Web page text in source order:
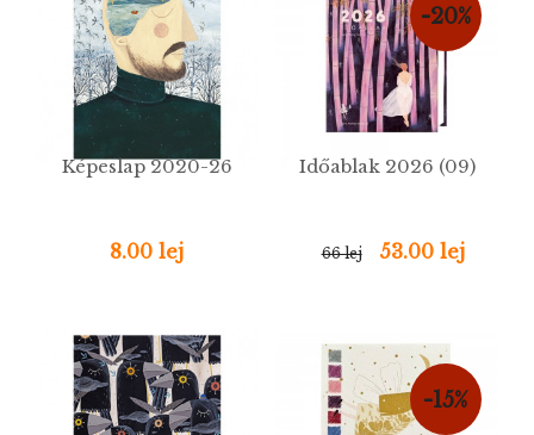
Képeslap 2020-26
8.00 lej
-20%
Időablak 2026 (09)
66 lej 53.00 lej
-15%